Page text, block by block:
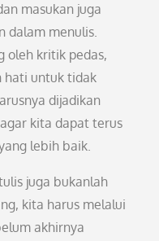
masukan juga
dalam menulis.
oleh kritik pedas,
hati untuk tidak
dijadikan
kita dapat terus
lebih baik.
juga bukanlah
kita harus melalui
akhirnya